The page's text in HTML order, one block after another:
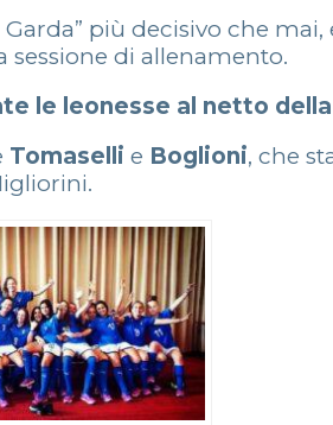
Garda” più decisivo che
sessione di allenamento.
le leonesse al netto
Tomaselli e Boglioni, che